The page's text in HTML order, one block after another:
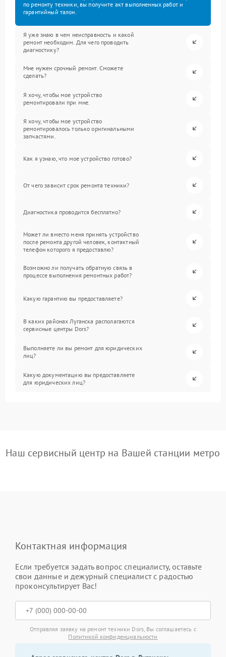
по ремонту техники, вы получите акт выполненных работ и
гарантийный талон.
Я уже знаю в чем неисправность и какой
ремонт необходим. Для чего проводить
диагностику?
Мне нужен срочный ремонт. Сможете
сделать?
Я хочу, чтобы мое устройство
ремонтировали при мне.
Я хочу, чтобы мое устройство
ремонтировалось только оригинальными
запчастями.
Как я узнаю, что мое устройство готово?
От чего зависит срок ремонта техники?
Диагностика проводится бесплатно?
Может ли вместо меня принять устройство
после ремонта другой человек, контактный
телефон которого я предоставлю?
Возможно ли получать обратную связь в
процессе выполнения ремонтных работ?
Какую гарантию вы предоставляете?
В каких районах Луганска располагаются
сервисные центры Dors?
Выполняете ли вы ремонт для юридических
лиц?
Какую документацию вы предоставляете
для юридических лиц?
Наш сервисный центр на Вашей станции метро
Контактная информация
Если требуется задать вопрос специалисту, оставьте
свои данные и дежурный специалист с радостью
проконсультирует Вас!
Отправляя заявку на ремонт техники Dors, Вы соглашаетесь с
Политикой конфиденциальности